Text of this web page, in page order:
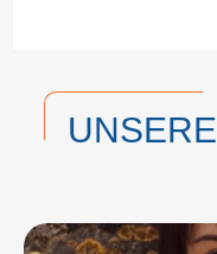
UNSERE